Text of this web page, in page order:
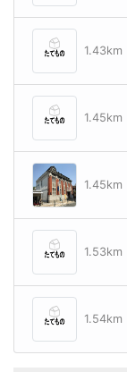
1.43km
1.45km
1.45km
1.53km
1.54km